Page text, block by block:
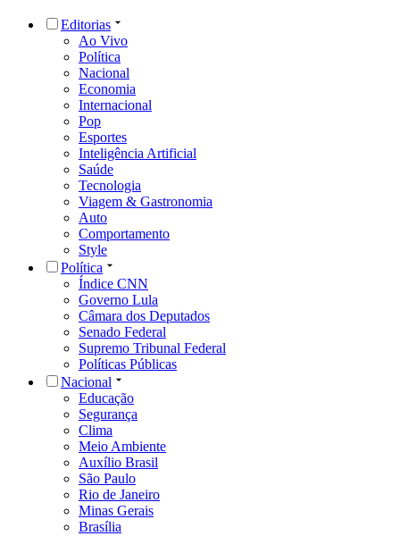
Editorias
Ao Vivo
Política
Nacional
Economia
Internacional
Pop
Esportes
Inteligência Artificial
Saúde
Tecnologia
Viagem & Gastronomia
Auto
Comportamento
Style
Política
Índice CNN
Governo Lula
Câmara dos Deputados
Senado Federal
Supremo Tribunal Federal
Políticas Públicas
Nacional
Educação
Segurança
Clima
Meio Ambiente
Auxílio Brasil
São Paulo
Rio de Janeiro
Minas Gerais
Brasília